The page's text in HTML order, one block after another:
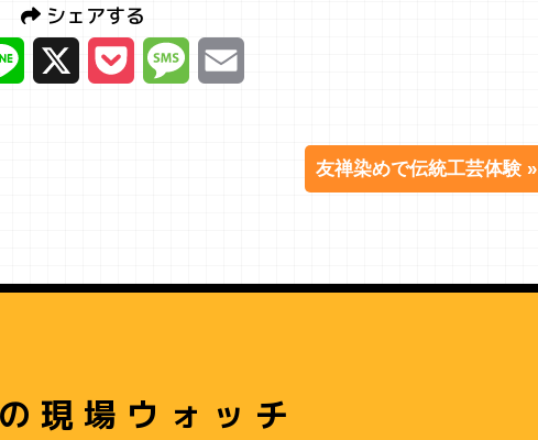
シェアする
Line Pocket Message
友禅染めで伝統工芸体験 »
現場ウォッチ